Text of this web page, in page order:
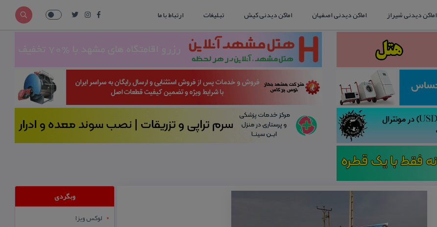
اماکن دیدنی شیراز اماکن دیدنی اصفهان اماکن دیدنی کیش تبلیغات ارتباط با ما
وبگردی
لوکس ویزا